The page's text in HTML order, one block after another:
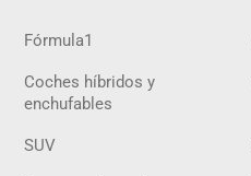
Fórmula1
Coches híbridos y
enchufables
SUV